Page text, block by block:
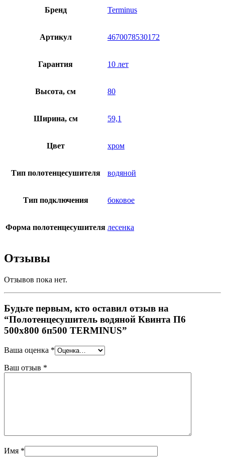
Бренд Terminus
Артикул 4670078530172
Гарантия 10 лет
Высота, см 80
Ширина, см 59,1
Цвет хром
Тип полотенцесушителя водяной
Тип подключения боковое
Форма полотенцесушителя лесенка
Отзывы
Отзывов пока нет.
Будьте первым, кто оставил отзыв на
“Полотенцесушитель водяной Квинта П6
500х800 бп500 TERMINUS”
Ваша оценка *
Ваш отзыв *
Имя *